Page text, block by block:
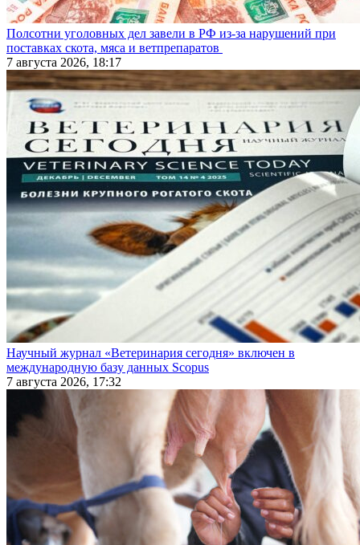
Полсотни уголовных дел завели в РФ из-за нарушений при
поставках скота, мяса и ветпрепаратов
7 августа 2026, 18:17
Научный журнал «Ветеринария сегодня» включен в
международную базу данных Scopus
7 августа 2026, 17:32